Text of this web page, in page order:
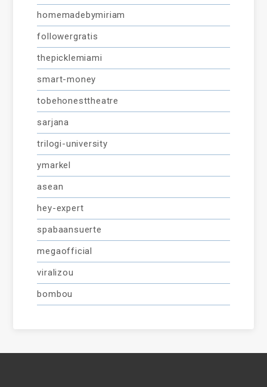
homemadebymiriam
followergratis
thepicklemiami
smart-money
tobehonesttheatre
sarjana
trilogi-university
ymarkel
asean
hey-expert
spabaansuerte
megaofficial
viralizou
bombou